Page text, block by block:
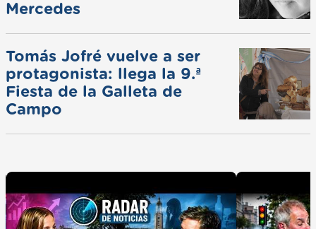
Mercedes
Tomás Jofré vuelve a ser
protagonista: llega la 9.ª
Fiesta de la Galleta de
Campo